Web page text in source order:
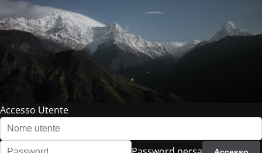
Accesso Utente